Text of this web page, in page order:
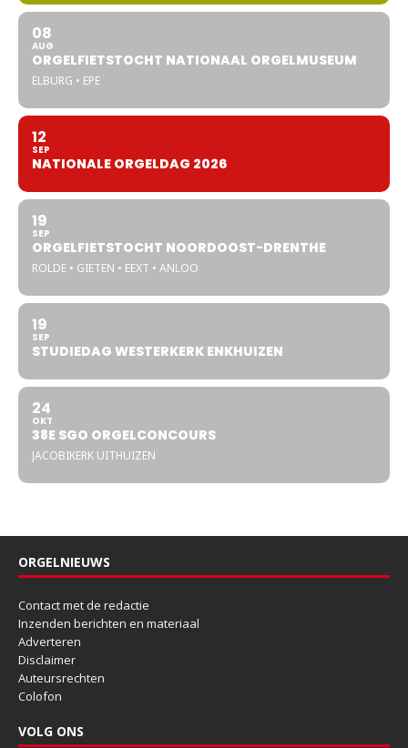
08
AUG
ORGELFIETSTOCHT NATIONAAL ORGELMUSEUM
ELBURG • EPE
12
SEP
NATIONALE ORGELDAG 2026
19
SEP
ORGELFIETSTOCHT NOORDOOST-DRENTHE
ROLDE • GIETEN • EEXT • ANLOO
19
SEP
STUDIEDAG WESTERKERK ENKHUIZEN
24
OKT
38E SGO ORGELCONCOURS
JACOBIKERK UITHUIZEN
ORGELNIEUWS
Contact met de redactie
Inzenden berichten en materiaal
Adverteren
Disclaimer
Auteursrechten
Colofon
VOLG ONS